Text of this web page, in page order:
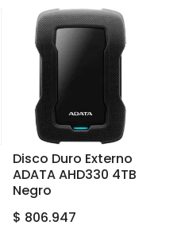
Disco Duro Externo
ADATA AHD330 4TB
Negro
$ 806.947